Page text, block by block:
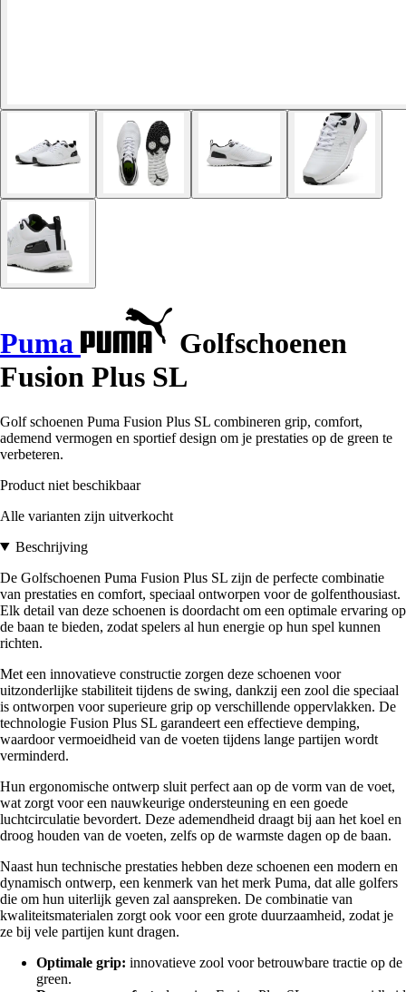
Puma
Golfschoenen
Fusion Plus SL
Golf schoenen Puma Fusion Plus SL combineren grip, comfort,
ademend vermogen en sportief design om je prestaties op de green te
verbeteren.
Product niet beschikbaar
Alle varianten zijn uitverkocht
Beschrijving
De Golfschoenen Puma Fusion Plus SL zijn de perfecte combinatie
van prestaties en comfort, speciaal ontworpen voor de golfenthousiast.
Elk detail van deze schoenen is doordacht om een optimale ervaring op
de baan te bieden, zodat spelers al hun energie op hun spel kunnen
richten.
Met een innovatieve constructie zorgen deze schoenen voor
uitzonderlijke stabiliteit tijdens de swing, dankzij een zool die speciaal
is ontworpen voor superieure grip op verschillende oppervlakken. De
technologie Fusion Plus SL garandeert een effectieve demping,
waardoor vermoeidheid van de voeten tijdens lange partijen wordt
verminderd.
Hun ergonomische ontwerp sluit perfect aan op de vorm van de voet,
wat zorgt voor een nauwkeurige ondersteuning en een goede
luchtcirculatie bevordert. Deze ademendheid draagt bij aan het koel en
droog houden van de voeten, zelfs op de warmste dagen op de baan.
Naast hun technische prestaties hebben deze schoenen een modern en
dynamisch ontwerp, een kenmerk van het merk Puma, dat alle golfers
die om hun uiterlijk geven zal aanspreken. De combinatie van
kwaliteitsmaterialen zorgt ook voor een grote duurzaamheid, zodat je
ze bij vele partijen kunt dragen.
Optimale grip: innovatieve zool voor betrouwbare tractie op de
green.